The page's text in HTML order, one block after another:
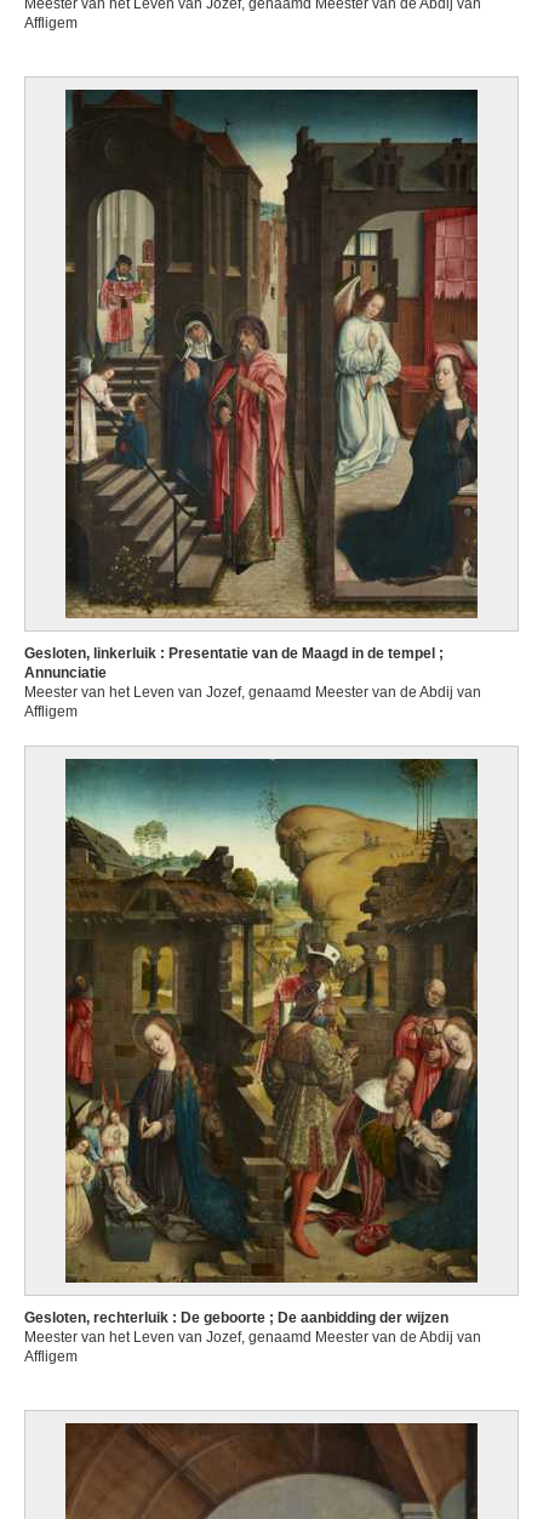
Meester van het Leven van Jozef, genaamd Meester van de Abdij van
Affligem
Gesloten, linkerluik : Presentatie van de Maagd in de tempel ;
Annunciatie
Meester van het Leven van Jozef, genaamd Meester van de Abdij van
Affligem
Gesloten, rechterluik : De geboorte ; De aanbidding der wijzen
Meester van het Leven van Jozef, genaamd Meester van de Abdij van
Affligem